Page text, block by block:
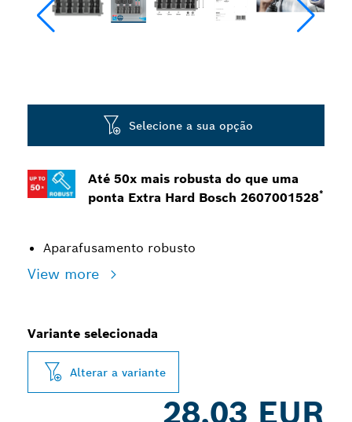
Até 50x mais robusta do que uma
ponta Extra Hard Bosch 2607001528*
Aparafusamento robusto
View more
Selecione a sua opção
Variante selecionada
Alterar a variante
28,03 EUR